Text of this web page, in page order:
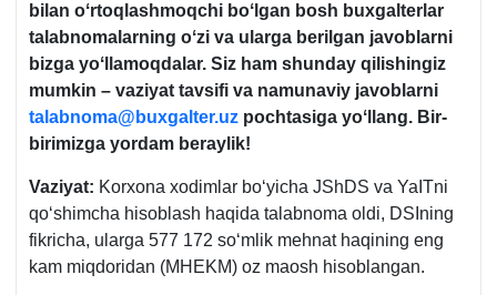
bilan oʻrtoqlashmoqchi boʻlgan bosh buхgalterlar
talabnomalarning oʻzi va ularga berilgan javoblarni
bizga yoʻllamoqdalar. Siz ham shunday qilishingiz
mumkin – vaziyat tavsifi va namunaviy javoblarni
talabnoma@buxgalter.uz pochtasiga yoʻllang. Bir-
birimizga yordam beraylik!
Vaziyat: Korхona хodimlar boʻyicha JShDS va YaITni
qoʻshimcha hisoblash haqida talabnoma oldi, DSIning
fikricha, ularga 577 172 soʻmlik mehnat haqining eng
kam miqdoridan (MHEKM) oz maosh hisoblangan.